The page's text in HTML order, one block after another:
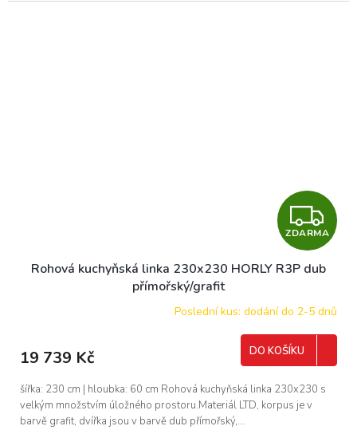
Z
D
A
R
A
ZDARMA
Rohová kuchyňská linka 230x230 HORLY R3P dub
přímořský/grafit
Poslední kus: dodání do 2-5 dnů
19 739 Kč DO KOŠÍKU
šířka: 230 cm | hloubka: 60 cm Rohová kuchyňská linka 230x230 s
velkým množstvím úložného prostoru.Materiál LTD, korpus je v
barvě grafit, dvířka jsou v barvě dub přímořský,...